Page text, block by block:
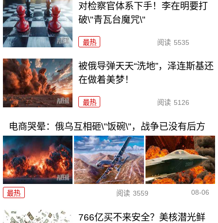
对检察官体系下手！李在明要打
破\"青瓦台魔咒\"
最热 阅读 5535
被俄导弹天天“洗地”，泽连斯基还
在做着美梦！
最热 阅读 5126
电商哭晕：俄乌互相砸\"饭碗\"，战争已没有后方
最热 阅读 3559 08-06
766亿买不来安全？美核潜光鲜